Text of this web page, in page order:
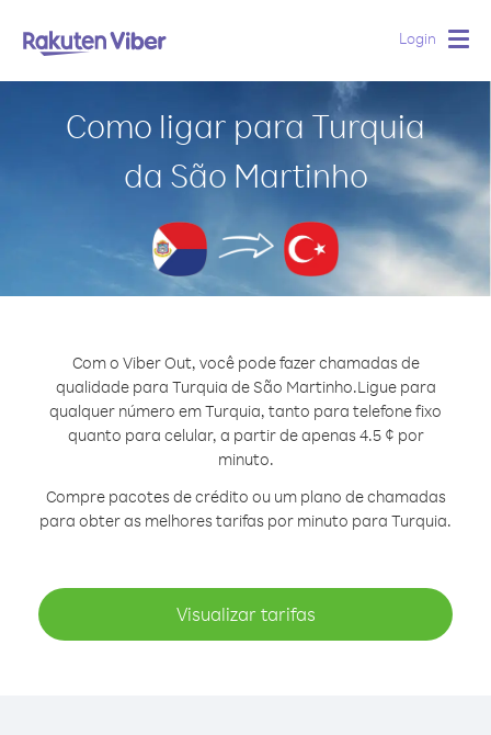
Login
Como ligar para Turquia
da São Martinho
Com o Viber Out, você pode fazer chamadas de
qualidade para Turquia de São Martinho.Ligue para
qualquer número em Turquia, tanto para telefone fixo
quanto para celular, a partir de apenas 4.5 ¢ por
minuto.
Compre pacotes de crédito ou um plano de chamadas
para obter as melhores tarifas por minuto para Turquia.
Visualizar tarifas